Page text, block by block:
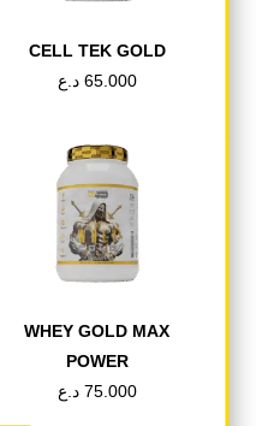
مناسب للحوامل
Share on Facebook
CELL TEK GOLD
65.000 د.ع
WHEY GOLD MAX
POWER
75.000 د.ع